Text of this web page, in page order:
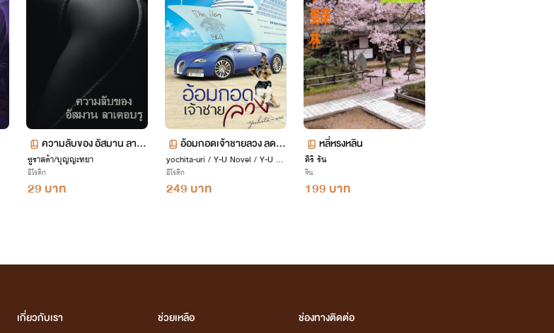
ความลับของ​ อัสมาน​ ลาเด
อบรู
ซูราสต้า/บุญญะทยา
อีโรติก
29 บาท
อ้อมกอดเจ้าชายลวง ลดรา
คาพรุ่งนี้ 7/10/2565
yochita-uri / Y-U Novel / Y-U St
ory / โยชิตะ-ยูริ
อีโรติก
249 บาท
หลี่หรงหลิน
ศิริ รัน
จีน
199 บาท
เกี่ยวกับเรา
ช่วยเหลือ
ช่องทางติดต่อ